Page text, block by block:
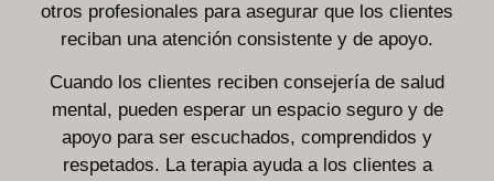
otros profesionales para asegurar que los clientes
reciban una atención consistente y de apoyo.
Cuando los clientes reciben consejería de salud
mental, pueden esperar un espacio seguro y de
apoyo para ser escuchados, comprendidos y
respetados. La terapia ayuda a los clientes a